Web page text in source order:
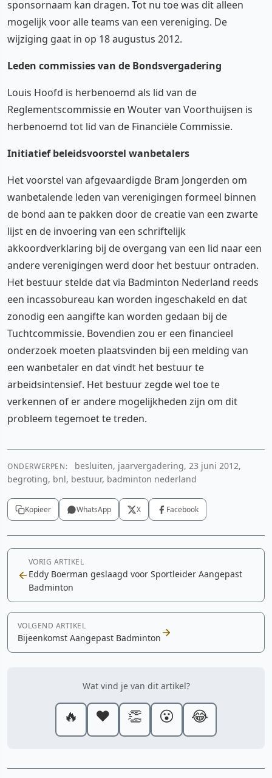
sponsornaam kan dragen. Tot nu toe was dit alleen
mogelijk voor alle teams van een vereniging. De
wijziging gaat in op 18 augustus 2012.
Leden commissies van de Bondsvergadering
Louis Hoofd is herbenoemd als lid van de
Reglementscommissie en Wouter van Voorthuijsen is
herbenoemd tot lid van de Financiële Commissie.
Initiatief beleidsvoorstel wanbetalers
Het voorstel van afgevaardigde Bram Jongerden om
wanbetalende leden van verenigingen formeel binnen
de bond aan te pakken door de creatie van een zwarte
lijst en de invoering van een schriftelijk
akkoordverklaring bij de overgang van een lid naar een
andere verenigingen werd door het bestuur ontraden.
Het bestuur stelde dat via Badminton Nederland reeds
een incassobureau kan worden ingeschakeld en dat
zonodig een aangifte kan worden gedaan bij de
Tuchtcommissie. Bovendien zou er een financieel
onderzoek moeten plaatsvinden bij een melding van
een wanbetaler en dat vindt het bestuur te
arbeidsintensief. Het bestuur zegde wel toe te
verkennen of er andere mogelijkheden zijn om dit
probleem tegemoet te treden.
ONDERWERPEN:
besluiten, jaarvergadering, 23 juni 2012,
begroting, bnl, bestuur, badminton nederland
Kopieer WhatsApp X Facebook
VORIG ARTIKEL
Eddy Boerman geslaagd voor Sportleider Aangepast
Badminton
VOLGEND ARTIKEL
Bijeenkomst Aangepast Badminton
Wat vind je van dit artikel?
🔥 ❤️ 👏 😮 😂